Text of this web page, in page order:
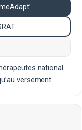
national
versement